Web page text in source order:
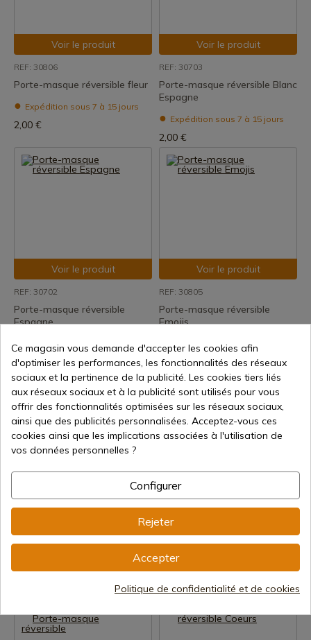
Voir le produit
REF: 30806
Porte-masque réversible fleur
Expédition sous 7 à 15 jours
2,00 €
Voir le produit
REF: 30703
Porte-masque réversible Blanc
Espagne
Expédition sous 7 à 15 jours
2,00 €
Voir le produit
REF: 30702
Porte-masque réversible
Espagne
Expédition sous 7 à 15 jours
2,00 €
Voir le produit
REF: 30805
Porte-masque réversible
Emojis
Expédition sous 7 à 15 jours
2,00 €
Porte-masque réversible Army
Air
REF: 30720
Porte-masque réversible, par
ex. au sol
2,00 €
Ce magasin vous demande d'accepter les cookies afin
d'optimiser les performances, les fonctionnalités des réseaux
sociaux et la pertinence de la publicité. Les cookies tiers liés
aux réseaux sociaux et à la publicité sont utilisés pour vous
offrir des fonctionnalités optimisées sur les réseaux sociaux,
ainsi que des publicités personnalisées. Acceptez-vous ces
cookies ainsi que les implications associées à l'utilisation de
vos données personnelles ?
Configurer
Rejeter
Accepter
Politique de confidentialité et de cookies